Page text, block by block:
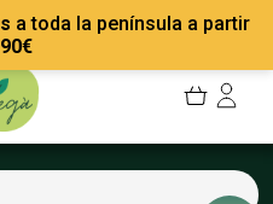
a toda la península a partir
90€